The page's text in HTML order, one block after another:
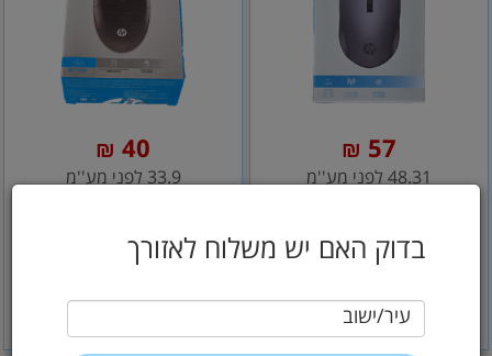
בדוק האם יש משלוח לאזורך
עיר/ישוב
57
₪
48.31 לפני מע''מ
הוסף לסל
40
₪
33.9 לפני מע''מ